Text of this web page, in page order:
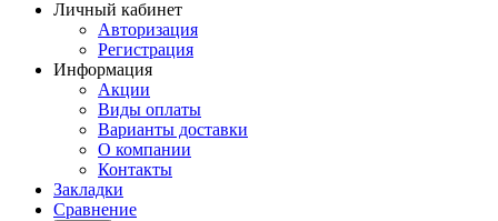
Личный кабинет
Авторизация
Регистрация
Информация
Акции
Виды оплаты
Варианты доставки
О компании
Контакты
Закладки
Сравнение